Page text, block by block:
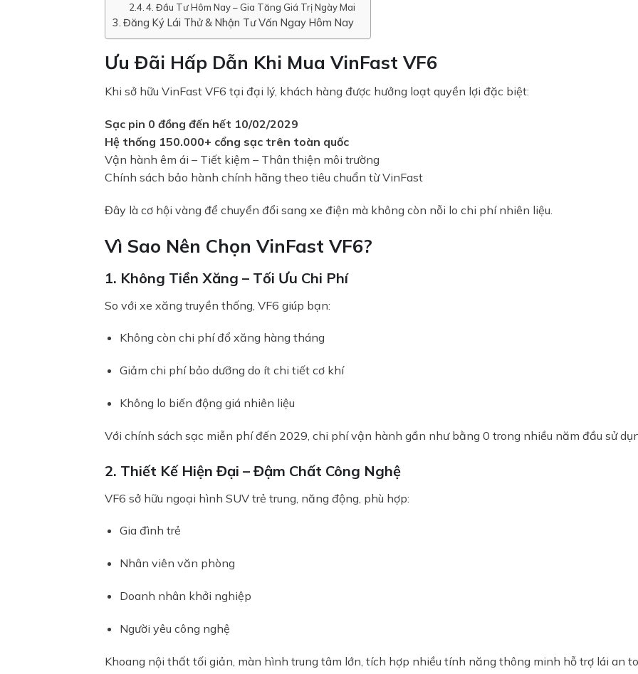
BÁO GIÁ LĂN BÁNH & LÁI THỬ XE
4. Đầu Tư Hôm Nay – Gia Tăng Giá Trị Ngày Mai
Đăng Ký Lái Thử & Nhận Tư Vấn Ngay Hôm Nay
Ưu Đãi Hấp Dẫn Khi Mua VinFast VF6
Khi sở hữu VinFast VF6 tại đại lý, khách hàng được hưởng loạt quyền lợi đặc biệt:
Sạc pin 0 đồng đến hết 10/02/2029
Hệ thống 150.000+ cổng sạc trên toàn quốc
Vận hành êm ái – Tiết kiệm – Thân thiện môi trường
Chính sách bảo hành chính hãng theo tiêu chuẩn từVinFast
Đây là cơ hội vàng để chuyển đổi sang xe điện mà không còn nỗi lo chi phí nhiên liệu.
Vì Sao Nên Chọn VinFast VF6?
1. Không Tiền Xăng – Tối Ưu Chi Phí
So với xe xăng truyền thống, VF6 giúp bạn:
Không còn chi phí đổ xăng hàng tháng
Giảm chi phí bảo dưỡng do ít chi tiết cơ khí
Không lo biến động giá nhiên liệu
Với chính sách sạc miễn phí đến 2029, chi phí vận hành gần như bằng 0 trong nhiều năm đầu sử
2. Thiết Kế Hiện Đại – Đậm Chất Công Nghệ
VF6 sở hữu ngoại hình SUV trẻ trung, năng động, phù hợp:
Gia đình trẻ
Nhân viên văn phòng
Doanh nhân khởi nghiệp
Người yêu công nghệ
Khoang nội thất tối giản, màn hình trung tâm lớn, tích hợp nhiều tính năng thông minh hỗ trợ lái an